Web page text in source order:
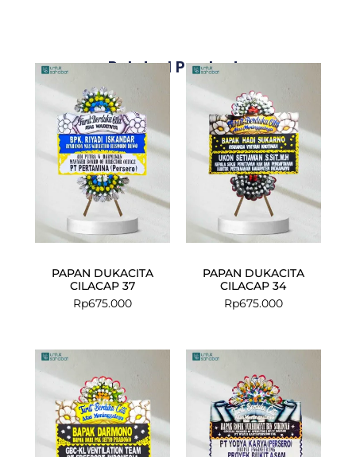
Related Products
PAPAN DUKACITA
CILACAP 37
Rp675.000
PAPAN DUKACITA
CILACAP 34
Rp675.000